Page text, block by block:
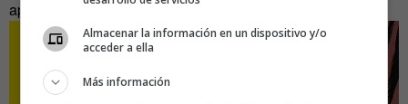
aptos para el horario de protección infantil.
Almacenar la información en un dispositivo y/o
acceder a ella
Más información